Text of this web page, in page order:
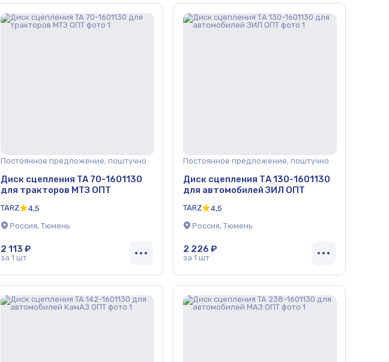
Постоянное предложение, поштучно
Диск сцепления TA 70-1601130
для тракторов МТЗ ОПТ
TARZ
4,5
Россия, Тюмень
2 113 ₽
за 1 шт
Постоянное предложение, поштучно
Диск сцепления ТА 130-1601130
для автомобилей ЗИЛ ОПТ
TARZ
4,5
Россия, Тюмень
2 226 ₽
за 1 шт